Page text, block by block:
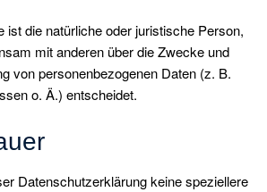
ist die natürliche oder juristische Person,
mit anderen über die Zwecke und
von personenbezogenen Daten (z. B.
o. Ä.) entscheidet.
Datenschutzerklärung keine speziellere